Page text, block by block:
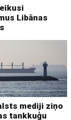
Libānas
mediji ziņo
tankkuģu